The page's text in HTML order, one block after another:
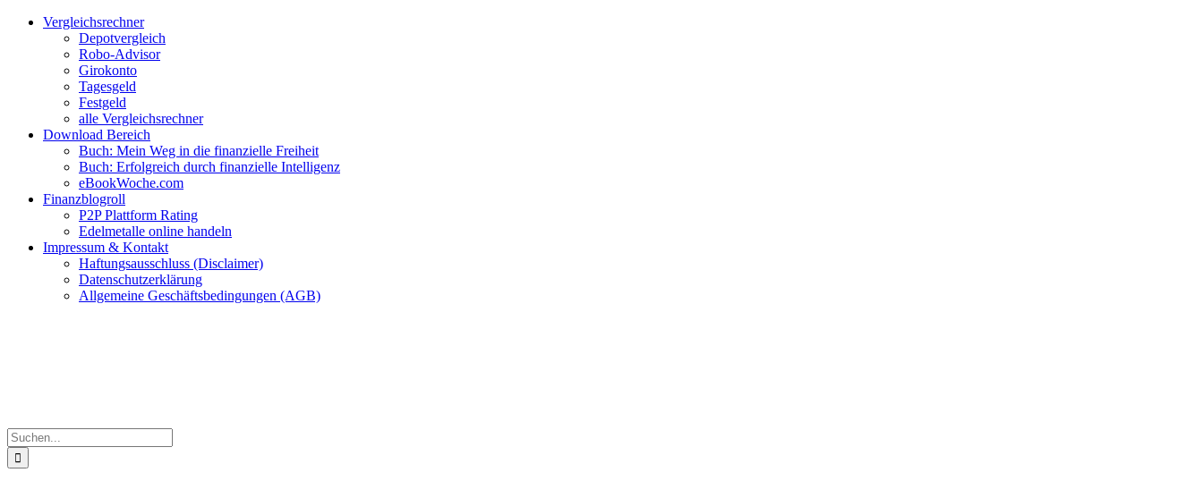
Zum
Facebook
Twitter
Instagram
Pinterest
YouTubeVergleichsrechner
Depotvergleich
Robo-Advisor
Girokonto
Tagesgeld
Festgeld
alle Vergleichsrechner
Download Bereich
Buch: Mein Weg in die finanzielle Freiheit
Buch: Erfolgreich durch finanzielle Intelligenz
eBookWoche.com
Finanzblogroll
P2P Plattform Rating
Edelmetalle online handeln
Impressum & Kontakt
Haftungsausschluss (Disclaimer)
Datenschutzerklärung
Allgemeine Geschäftsbedingungen (AGB)
Suche
nach: